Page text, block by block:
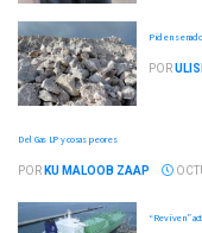
Piden
POR
Del Gas LP y cosas peores
POR KU MALOOB ZAAP
“Reviven”